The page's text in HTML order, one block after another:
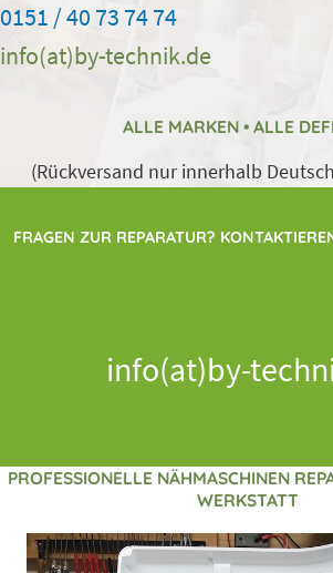
0151 / 40 73 74 74
info(at)by-technik.de
ALLE MARKEN • ALLE
(Rückversand nur innerhalb
FRAGEN ZUR REPARATUR?
info(at)by-
PROFESSIONELLE NÄHMASCHINEN
WERKSTATT